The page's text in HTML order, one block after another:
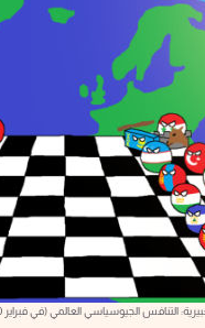
التنافس الجيوسياسي العالمي (في فبراير 2020) وكأنه رقعة شطرنج